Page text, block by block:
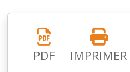
PDF IMPRIMER